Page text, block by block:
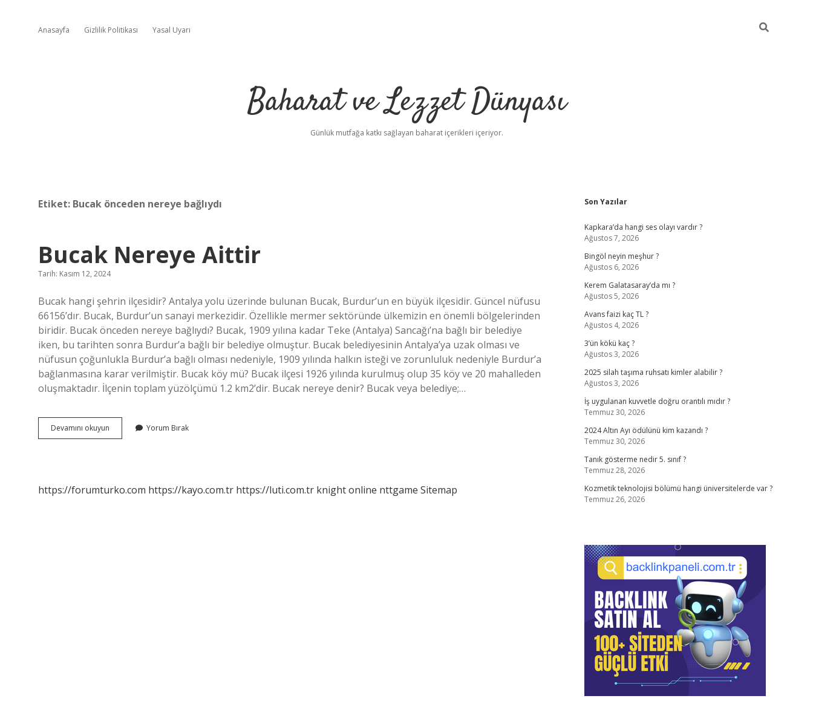
Anasayfa Gizlilik Politikası Yasal Uyarı
Baharat ve Lezzet Dünyası
Günlük mutfağa katkı sağlayan baharat içerikleri içeriyor.
Etiket: Bucak önceden nereye bağlıydı
Bucak Nereye Aittir
Tarih: Kasım 12, 2024
Bucak hangi şehrin ilçesidir? Antalya yolu üzerinde bulunan Bucak, Burdur’un en büyük ilçesidir. Güncel nüfusu
66156’dır. Bucak, Burdur’un sanayi merkezidir. Özellikle mermer sektöründe ülkemizin en önemli bölgelerinden
biridir. Bucak önceden nereye bağlıydı? Bucak, 1909 yılına kadar Teke (Antalya) Sancağı’na bağlı bir belediye
iken, bu tarihten sonra Burdur’a bağlı bir belediye olmuştur. Bucak belediyesinin Antalya’ya uzak olması ve
nüfusun çoğunlukla Burdur’a bağlı olması nedeniyle, 1909 yılında halkın isteği ve zorunluluk nedeniyle Burdur’a
bağlanmasına karar verilmiştir. Bucak köy mü? Bucak ilçesi 1926 yılında kurulmuş olup 35 köy ve 20 mahalleden
oluşmaktadır. İlçenin toplam yüzölçümü 1.2 km2’dir. Bucak nereye denir? Bucak veya belediye;…
Devamını okuyun
Nereye
Yorum Bırak
https://forumturko.com https://kayo.com.tr https://luti.com.tr knight online nttgame Sitemap
Sidebar
Son Yazılar
Kapkara’da hangi ses olayı vardır ?
Ağustos 7, 2026
Bingöl neyin meşhur ?
Ağustos 6, 2026
Kerem Galatasaray’da mı ?
Ağustos 5, 2026
Avans faizi kaç TL ?
Ağustos 4, 2026
3’ün kökü kaç ?
Ağustos 3, 2026
2025 silah taşıma ruhsatı kimler alabilir ?
Ağustos 3, 2026
İş uygulanan kuvvetle doğru orantılı mıdır ?
Temmuz 30, 2026
2024 Altın Ayı ödülünü kim kazandı ?
Temmuz 30, 2026
Tanık gösterme nedir 5. sınıf ?
Temmuz 28, 2026
Kozmetik teknolojisi bölümü hangi üniversitelerde var ?
Temmuz 26, 2026